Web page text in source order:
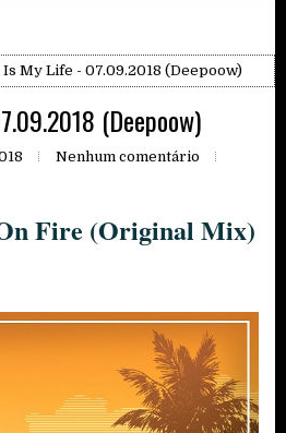
My Life - 07.09.2018 (Deepoow)
(Deepoow)
Nenhum comentário
Fire (Original Mix)